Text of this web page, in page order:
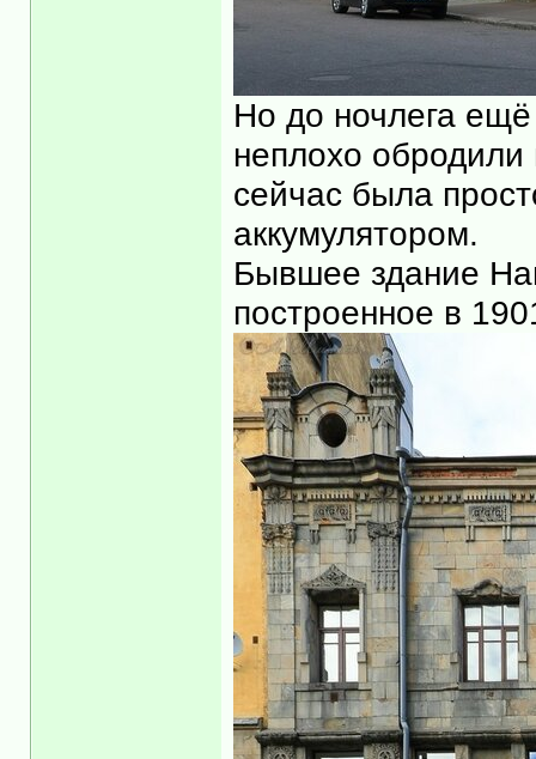
Но до ночлега
неплохо обродили
сейчас была
аккумулятором.
Бывшее здание
построенное в